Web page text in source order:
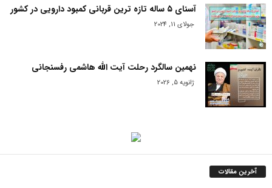
آسنای ۵ ساله تازه ترین قربانی کمبود دارویی در کشور
جولای 11, 2024
نهمین سالگرد رحلت آیت الله هاشمی رفسنجانی
ژانویه 5, 2026
آخرین مقالات